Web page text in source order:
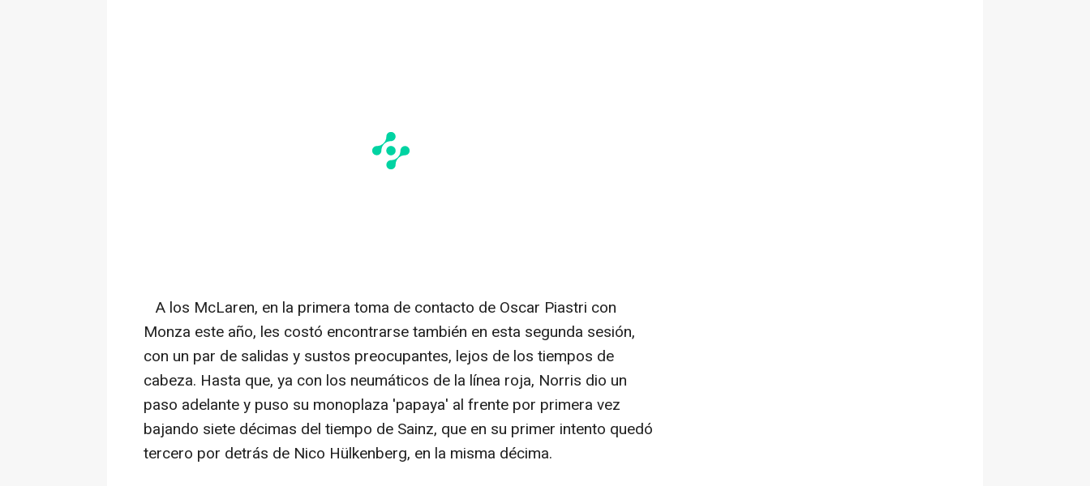
A los McLaren, en la primera toma de contacto de Oscar Piastri con
Monza este año, les costó encontrarse también en esta segunda sesión,
con un par de salidas y sustos preocupantes, lejos de los tiempos de
cabeza. Hasta que, ya con los neumáticos de la línea roja, Norris dio un
paso adelante y puso su monoplaza 'papaya' al frente por primera vez
bajando siete décimas del tiempo de Sainz, que en su primer intento quedó
tercero por detrás de Nico Hülkenberg, en la misma décima.